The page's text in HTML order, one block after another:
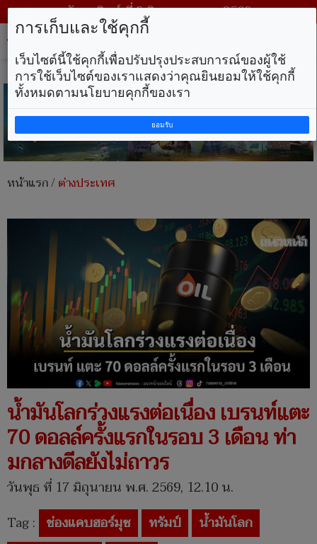
วันอาทิตย์ ที่ 9 สิงหาคม พ.ศ. 2569
หน้าแรก/ต่างประเทศ
น้ำมันโลกร่วงแรงต่อเนื่อง เบรนท์แตะ
70 ดอลล์ครั้งแรกในรอบ 3 เดือน ท่า
มกลางดีลยังไม่ถาวร
วันพุธ ที่ 17 มิถุนายน พ.ศ. 2569, 12.10 น.
Tag : ช่องแคบฮอร์มุซ ทรัมป์
น้ำมันโลก
การเก็บและใช้คุกกี้
เว็บไซต์นี้ใช้คุกกี้เพื่อปรับปรุงประสบการณ์ของผู้ใช้
การใช้เว็บไซต์ของเราแสดงว่าคุณยินยอมให้ใช้คุกกี้
ทั้งหมดตามนโยบายคุกกี้ของเรา
ยอมรับ